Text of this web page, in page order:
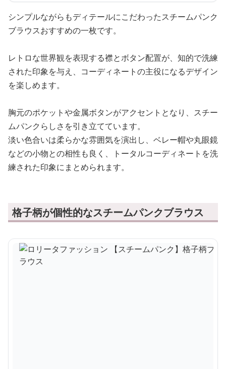
シンプルながらもディテールにこだわったスチームパンク
ブラウスおすすめの一枚です。
レトロな世界観を表現する襟とボタン配置が、知的で洗練
された印象を与え、コーディネートの主役になるデザイン
を楽しめます。
胸元のポケットや金属ボタンがアクセントとなり、スチー
ムパンクらしさを引き立てています。
淡い色合いは柔らかな雰囲気を演出し、ベレー帽や丸眼鏡
などの小物との相性も良く、トータルコーディネートを洗
練された印象にまとめられます。
格子柄が個性的なスチームパンクブラウス